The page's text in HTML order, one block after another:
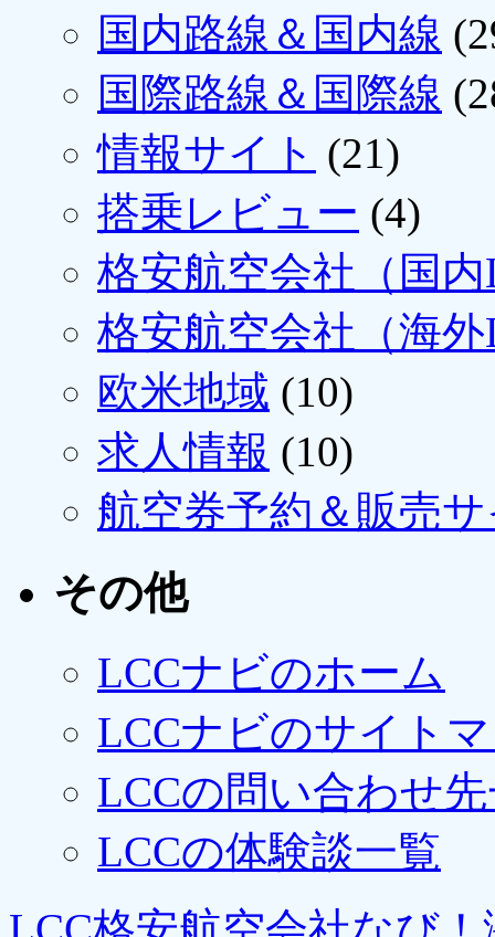
国内路線＆国内線
国際路線＆国際線
情報サイト (21)
搭乗レビュー (4)
格安航空会社（国
格安航空会社（海
欧米地域 (10)
求人情報 (10)
航空券予約＆販売
その他
LCCナビのホーム
LCCナビのサイト
LCCの問い合わせ
LCCの体験談一覧